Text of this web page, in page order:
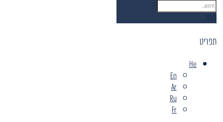
תפריט
He
En
Ar
Ru
Fr